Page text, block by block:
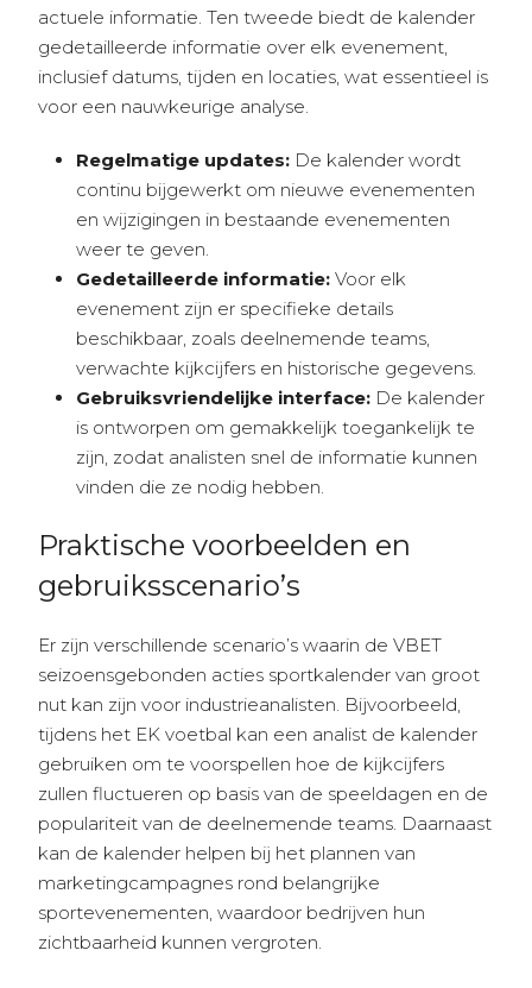
actuele informatie. Ten tweede biedt de kalender
gedetailleerde informatie over elk evenement,
inclusief datums, tijden en locaties, wat essentieel is
voor een nauwkeurige analyse.
Regelmatige updates: De kalender wordt
continu bijgewerkt om nieuwe evenementen
en wijzigingen in bestaande evenementen
weer te geven.
Gedetailleerde informatie: Voor elk
evenement zijn er specifieke details
beschikbaar, zoals deelnemende teams,
verwachte kijkcijfers en historische gegevens.
Gebruiksvriendelijke interface: De kalender
is ontworpen om gemakkelijk toegankelijk te
zijn, zodat analisten snel de informatie kunnen
vinden die ze nodig hebben.
Praktische voorbeelden en
gebruiksscenario’s
Er zijn verschillende scenario’s waarin de VBET
seizoensgebonden acties sportkalender van groot
nut kan zijn voor industrieanalisten. Bijvoorbeeld,
tijdens het EK voetbal kan een analist de kalender
gebruiken om te voorspellen hoe de kijkcijfers
zullen fluctueren op basis van de speeldagen en de
populariteit van de deelnemende teams. Daarnaast
kan de kalender helpen bij het plannen van
marketingcampagnes rond belangrijke
sportevenementen, waardoor bedrijven hun
zichtbaarheid kunnen vergroten.